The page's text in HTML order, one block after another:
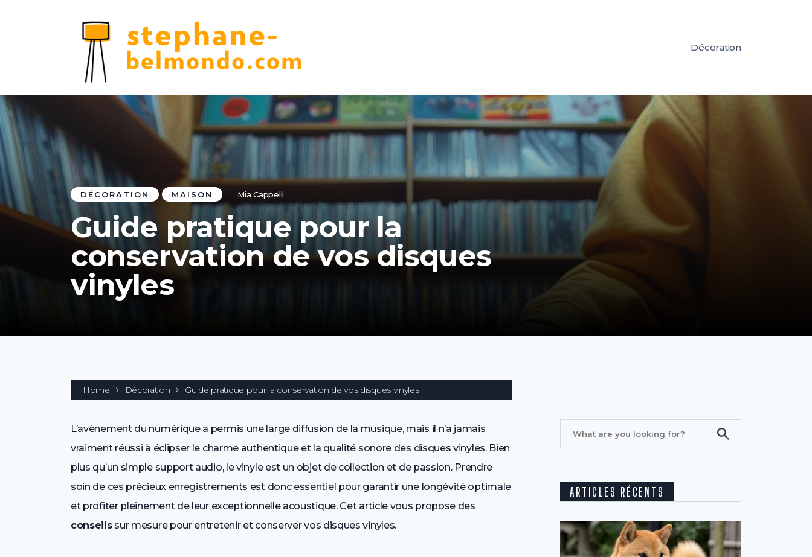
Décoration
DÉCORATION MAISON Mia Cappelli
Guide pratique pour la
conservation de vos disques
vinyles
Home Décoration Guide pratique pour la conservation de vos disques vinyles
L’avènement du numérique a permis une large diffusion de la musique, mais il n’a jamais
vraiment réussi à éclipser le charme authentique et la qualité sonore des disques vinyles. Bien
plus qu’un simple support audio, le vinyle est un objet de collection et de passion. Prendre
soin de ces précieux enregistrements est donc essentiel pour garantir une longévité optimale
et profiter pleinement de leur exceptionnelle acoustique. Cet article vous propose des
conseilssur mesure pour entretenir et conserver vos disques vinyles.
ARTICLES RÉCENTS